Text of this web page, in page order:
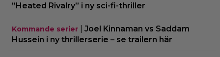
”Heated Rivalry” i ny sci-fi-thriller
Kommande serier
Joel Kinnaman vs Saddam
Hussein i ny thrillerserie – se trailern här